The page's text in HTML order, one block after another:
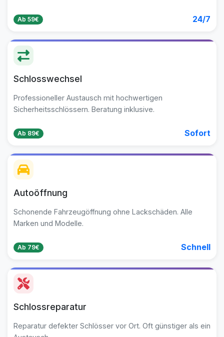
Ab 59€ 24/7
Schlosswechsel
Professioneller Austausch mit hochwertigen
Sicherheitsschlössern. Beratung inklusive.
Ab 89€ Sofort
Autoöffnung
Schonende Fahrzeugöffnung ohne Lackschäden. Alle
Marken und Modelle.
Ab 79€ Schnell
Schlossreparatur
Reparatur defekter Schlösser vor Ort. Oft günstiger als ein